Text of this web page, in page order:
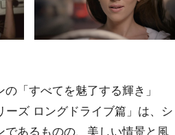
「すべてを魅了する輝き」
ーズ ロングドライブ篇」は、シ
あるものの、美しい情景と風